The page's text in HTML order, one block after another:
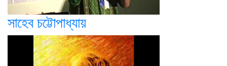
সাহেব চট্টোপাধ্যায়